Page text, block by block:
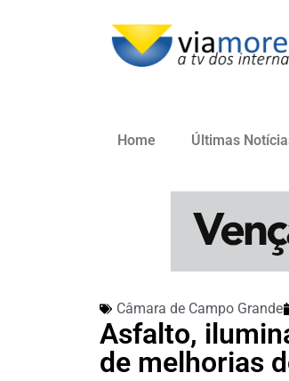
Home Últimas
Câmara de Campo Grande
Asfalto,
de melhorias